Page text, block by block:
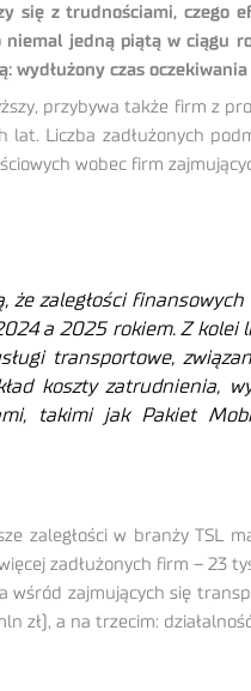
się z trudnościami, czego
niemal jedną piątą w ciągu
wydłużony czas
przybywa także firm z
lat. Liczba zadłużonych
wobec firm
że zaległości
a 2025 rokiem. Z kolei
transportowe,
koszty zatrudnienia,
takimi jak Pakiet
zaległości w branży
zadłużonych firm – 23
wśród zajmujących się
zł), a na trzecim: